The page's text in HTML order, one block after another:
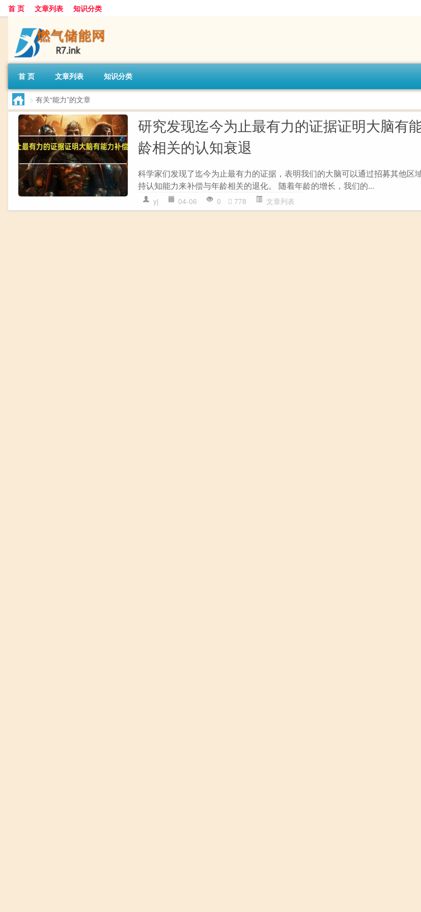
首 页 文章列表 知识分类
首 页 文章列表 知识分类
> 有关“能力”的文章
研究发现迄今为止最有力的证据证明大脑有
龄相关的认知衰退
科学家们发现了迄今为止最有力的证据，表明我们的大脑可以通过招募其他区
持认知能力来补偿与年龄相关的退化。 随着年龄的增长，我们的...
yj 04-06 0 778 文章列表